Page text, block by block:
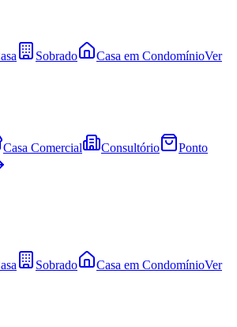
Sobrado Casa em CondomínioVer
Casa Comercial Consultório
Ponto
Sobrado Casa em CondomínioVer